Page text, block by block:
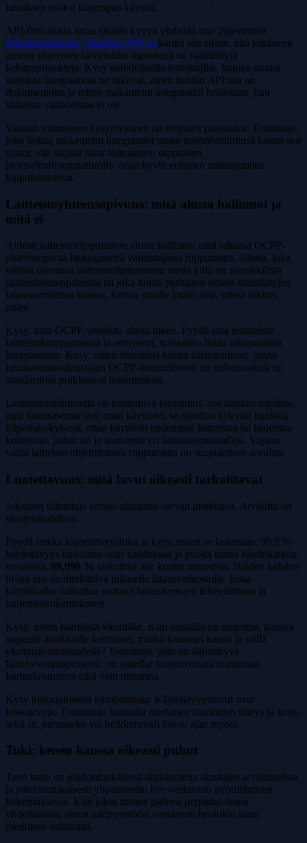
latauksen osaksi laajempaa käyntiä.
API-first-alusta antaa sinulle kyvyn yhdistää nuo järjestelmät
dokumentoitujen, vakaiden API:en kautta sen sijaan, että jokaiseen
uuteen yhteyteen tarvittaisiin kiertoteitä tai räätälöityjä
kehitysprojekteja. Kysy mahdollisilta toimittajilta, kuinka monta
valmista integraatiota he tukevat, miten heidän API:nsa on
dokumentoitu ja miten mukautetut integraatiot hoidetaan, kun
valmista vaihtoehtoa ei ole.
Vastaus viimeiseen kysymykseen on erityisen paljastava. Toimittaja,
joka hoitaa mukautetut integraatiot oman insinööritiiminsä kautta sen
sijaan, että ohjaisi sinut kolmannen osapuolen
järjestelmäintegraattorille, ottaa hyvin erilaisen omistajuuden
lopputuloksesta.
Laitteistoyhteensopivuus: mitä alusta hallinnoi ja
mitä ei
Aidosti laitteistoriippumaton alusta hallinnoi mitä tahansa OCPP-
yhteensopivaa latauspistettä valmistajasta riippumatta. Alusta, joka
väittää olevansa laitteistoriippumaton mutta jolla on suosikkilista
laitteistokumppaneista tai joka toimii parhaiten omien brändättyjen
latausasemiensa kanssa, kertoo sinulle jotain siitä, missä lukitus
piilee.
Kysy, mitä OCPP-versioita alusta tukee. Pyydä lista testatuista
laitteistokumppaneista ja erityisesti, tuetaanko listan ulkopuolisia
latausasemia. Kysy, miten toimittaja hoitaa ääritapaukset, joissa
latausasemavalmistajan OCPP-toteutuksessa on erikoisuuksia tai
standardista poikkeavia laajennuksia.
Laitteistolukituksella on kertautuva kustannus. Jos alustasi rajoittaa,
mitä latausasemia voit ottaa käyttöön, se rajoittaa kykyäsi hankkia
kilpailukykyisesti, ottaa käyttöön uudempaa laitteistoa tai laajentua
kohteisiin, joihin on jo asennettu eri latausasemamalleja. Vapaus
valita laitteisto ohjelmistosta riippumatta on suojaamisen arvoista.
Luotettavuus: mitä luvut oikeasti tarkoittavat
Jokainen toimittaja kertoo alustansa olevan luotettava. Arviointi on
yksityiskohdissa.
Pyydä tarkka käytettävyysluku ja kysy, miten se lasketaan. 99,9 %
käytettävyys tarkoittaa noin kahdeksaa ja puolta tuntia käyttökatkoa
vuodessa. 99,999 % tarkoittaa alle kuutta minuuttia. Näiden kahden
luvun ero on merkittävä julkiselle latausverkostolle, jossa
käyttökatko vaikuttaa suoraan latauskertojen liikevaihtoon ja
kuljettajakokemukseen.
Kysy, miten häiriöistä viestitään. Kun alustalla on ongelma, kuinka
nopeasti asiakkaille kerrotaan, minkä kanavan kautta ja millä
yksityiskohtaisuudella? Toimittaja, jolla on läpinäkyvä
häiriöviestintäprosessi, on ajatellut luotettavuutta toiminnan
kurinalaisuutena eikä vain mittarina.
Kysy historiallisesta häiriödatasta. Käytettävyysluvut ovat
keskiarvoja. Toiminnan kannalta merkitsee häiriöiden tiheys ja kesto
sekä se, paraneeko vai heikkeneekö kuvio ajan myötä.
Tuki: kenen kanssa oikeasti puhut
Tuen laatu on johdonmukaisesti alipainotettu alustojen arvioinneissa
ja johdonmukaisesti ylipainotettu live-verkoston pyörittämisen
kokemuksessa. Kun jokin menee pieleen perjantai-iltana
yhdeltätoista, sinun tukipyyntöösi vastaavan henkilön laatu
merkitsee valtavasti.